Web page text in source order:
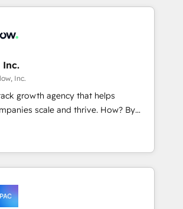
way, while at the same time
journey. Elixir is located in
to HubSpot sales and service
highly renowned for our business
(re-)design experience and a
with complex solutions like SAP,
Our company also has
customer portals and HubSpot CMS
Inc.
Inc.
growth agency that helps
scale and thrive. How? By
streamlining every single revenue-
your business. We’re proud
Solutions Partners and devout CRM
harness HubSpot’s custom digital